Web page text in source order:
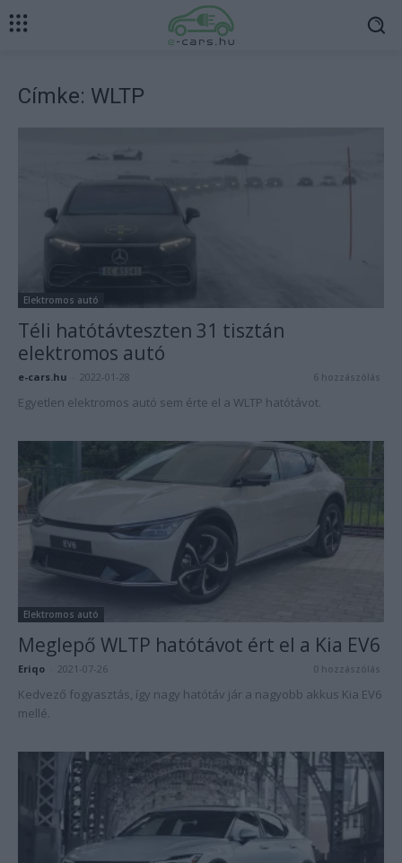
Címke: WLTP
Elektromos autó
Téli hatótávteszten 31 tisztán
elektromos autó
e-cars.hu 2022-01-28 6 hozzászólás
Egyetlen elektromos autó sem érte el a WLTP hatótávot.
Elektromos autó
Meglepő WLTP hatótávot ért el a Kia EV6
Eriqo 2021-07-26 0 hozzászólás
Kedvező fogyasztás, így nagy hatótáv jár a nagyobb akkus Kia EV6
mellé.